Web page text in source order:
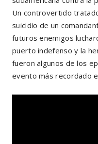
Un controvertido
suicidio de un
futuros enemigos
puerto indefenso y la
fueron algunos de los
evento más recordado